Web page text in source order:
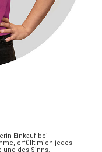
Einkauf bei
erfüllt mich jedes
und des Sinns.